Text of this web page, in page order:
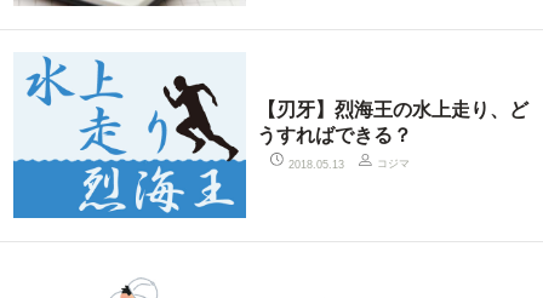
【刃牙】烈海王の水上走り、ど
うすればできる？
2018.05.13 コジマ